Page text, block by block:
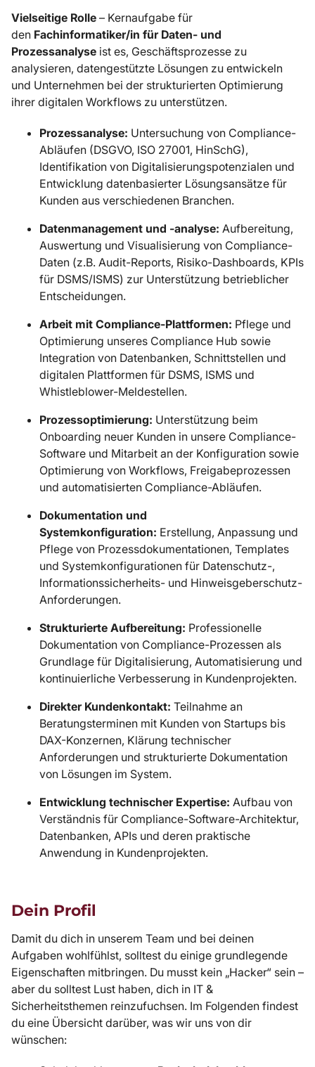
Vielseitige Rolle – Kernaufgabe für
den Fachinformatiker/in für Daten- und
Prozessanalyse ist es, Geschäftsprozesse zu
analysieren, datengestützte Lösungen zu entwickeln
und Unternehmen bei der strukturierten Optimierung
ihrer digitalen Workflows zu unterstützen.
Prozessanalyse: Untersuchung von Compliance-
Abläufen (DSGVO, ISO 27001, HinSchG),
Identifikation von Digitalisierungspotenzialen und
Entwicklung datenbasierter Lösungsansätze für
Kunden aus verschiedenen Branchen.
Datenmanagement und -analyse: Aufbereitung,
Auswertung und Visualisierung von Compliance-
Daten (z.B. Audit-Reports, Risiko-Dashboards, KPIs
für DSMS/ISMS) zur Unterstützung betrieblicher
Entscheidungen.
Arbeit mit Compliance-Plattformen: Pflege und
Optimierung unseres Compliance Hub sowie
Integration von Datenbanken, Schnittstellen und
digitalen Plattformen für DSMS, ISMS und
Whistleblower-Meldestellen.
Prozessoptimierung: Unterstützung beim
Onboarding neuer Kunden in unsere Compliance-
Software und Mitarbeit an der Konfiguration sowie
Optimierung von Workflows, Freigabeprozessen
und automatisierten Compliance-Abläufen.
Dokumentation und
Systemkonfiguration: Erstellung, Anpassung und
Pflege von Prozessdokumentationen, Templates
und Systemkonfigurationen für Datenschutz-,
Informationssicherheits- und Hinweisgeberschutz-
Anforderungen.
Strukturierte Aufbereitung: Professionelle
Dokumentation von Compliance-Prozessen als
Grundlage für Digitalisierung, Automatisierung und
kontinuierliche Verbesserung in Kundenprojekten.
Direkter Kundenkontakt: Teilnahme an
Beratungsterminen mit Kunden von Startups bis
DAX-Konzernen, Klärung technischer
Anforderungen und strukturierte Dokumentation
von Lösungen im System.
Entwicklung technischer Expertise: Aufbau von
Verständnis für Compliance-Software-Architektur,
Datenbanken, APIs und deren praktische
Anwendung in Kundenprojekten.
Dein Profil
Damit du dich in unserem Team und bei deinen
Aufgaben wohlfühlst, solltest du einige grundlegende
Eigenschaften mitbringen. Du musst kein „Hacker“ sein –
aber du solltest Lust haben, dich in IT &
Sicherheitsthemen reinzufuchsen. Im Folgenden findest
du eine Übersicht darüber, was wir uns von dir
wünschen: